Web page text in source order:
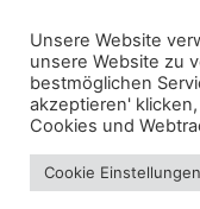
Inhalt
springen
Unsere Website
unsere Website zu
bestmöglichen
akzeptieren'
Cookies und
Cookie Einstellungen